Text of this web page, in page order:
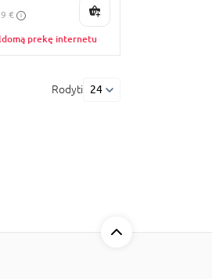
€
prekę internetu
Rodyti 24